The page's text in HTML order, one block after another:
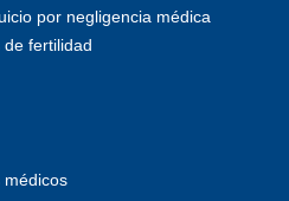
por negligencia médica
fertilidad
médicos